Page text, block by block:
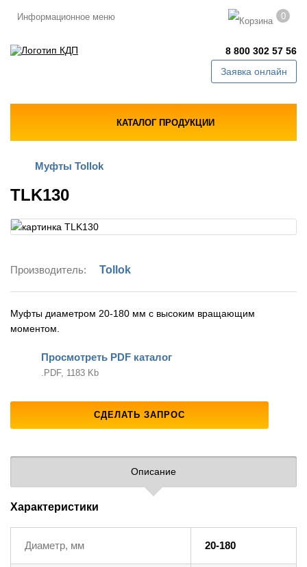
Информационное меню 0
8 800 302 57 56
Заявка онлайн
КАТАЛОГ ПРОДУКЦИИ
Муфты Tollok
TLK130
Производитель: Tollok
Муфты диаметром 20-180 мм с высоким вращающим
моментом.
Просмотреть PDF каталог
.PDF, 1183 Kb
СДЕЛАТЬ ЗАПРОС
Описание
Характеристики
Диаметр, мм 20-180